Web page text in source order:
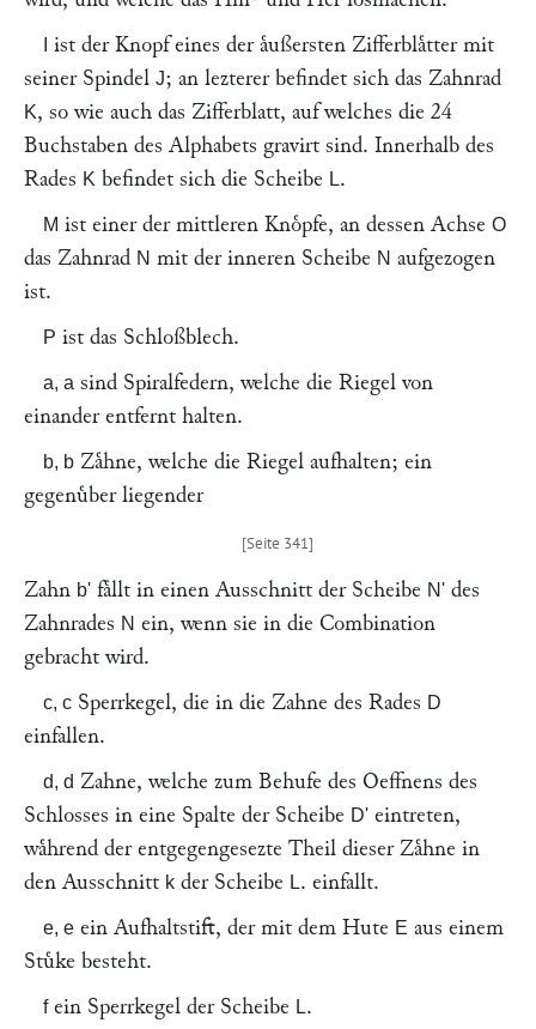
ist der Knopf eines der aͤußersten Zifferblaͤtter mit
seiner Spindel J; an lezterer befindet sich das Zahnrad
K, so wie auch das Zifferblatt, auf welches die 24
Buchstaben des Alphabets gravirt sind. Innerhalb des
Rades K befindet sich die Scheibe L.
M ist einer der mittleren Knoͤpfe, an dessen Achse O
das Zahnrad N mit der inneren Scheibe N aufgezogen
ist.
P ist das Schloßblech.
a, a sind Spiralfedern, welche die Riegel von
einander entfernt halten.
b, b Zaͤhne, welche die Riegel aufhalten; ein
gegenuͤber liegender
Zahn b' faͤllt in einen Ausschnitt der Scheibe N' des
Zahnrades N ein, wenn sie in die Combination
gebracht wird.
c, c Sperrkegel, die in die Zahne des Rades D
einfallen.
d, d Zahne, welche zum Behufe des Oeffnens des
Schlosses in eine Spalte der Scheibe D' eintreten,
waͤhrend der entgegengesezte Theil dieser Zaͤhne in
den Ausschnitt k der Scheibe L. einfallt.
e, e ein Aufhaltstift, der mit dem Hute E aus einem
Stuͤke besteht.
fein Sperrkegel der Scheibe L.